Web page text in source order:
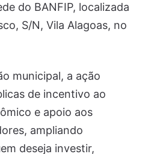
do BANFIP, localizada
S/N, Vila Alagoas, no
municipal, a ação
de incentivo ao
e apoio aos
ampliando
deseja investir,